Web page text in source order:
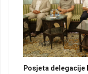
Posjeta delegacije